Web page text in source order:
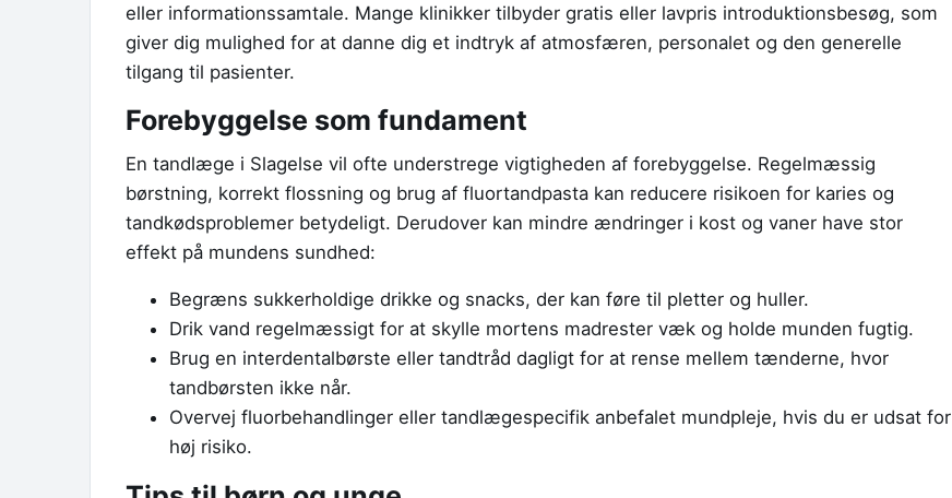
eller informationssamtale. Mange klinikker tilbyder gratis eller lavpris introduktionsbesøg, som
giver dig mulighed for at danne dig et indtryk af atmosfæren, personalet og den generelle
tilgang til pasienter.
Forebyggelse som fundament
En tandlæge i Slagelse vil ofte understrege vigtigheden af forebyggelse. Regelmæssig
børstning, korrekt flossning og brug af fluortandpasta kan reducere risikoen for karies og
tandkødsproblemer betydeligt. Derudover kan mindre ændringer i kost og vaner have stor
effekt på mundens sundhed:
Begræns sukkerholdige drikke og snacks, der kan føre til pletter og huller.
Drik vand regelmæssigt for at skylle mortens madrester væk og holde munden fugtig.
Brug en interdentalbørste eller tandtråd dagligt for at rense mellem tænderne, hvor
tandbørsten ikke når.
Overvej fluorbehandlinger eller tandlægespecifik anbefalet mundpleje, hvis du er udsat for
høj risiko.